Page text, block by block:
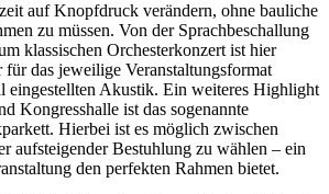
auf Knopfdruck verändern, ohne bauliche
zu müssen. Von der Sprachbeschallung
klassischen Orchesterkonzert ist hier
das jeweilige Veranstaltungsformat
eingestellten Akustik. Ein weiteres Highlight
Kongresshalle ist das sogenannte
Hierbei ist es möglich zwischen
aufsteigender Bestuhlung zu wählen – ein
den perfekten Rahmen bietet.